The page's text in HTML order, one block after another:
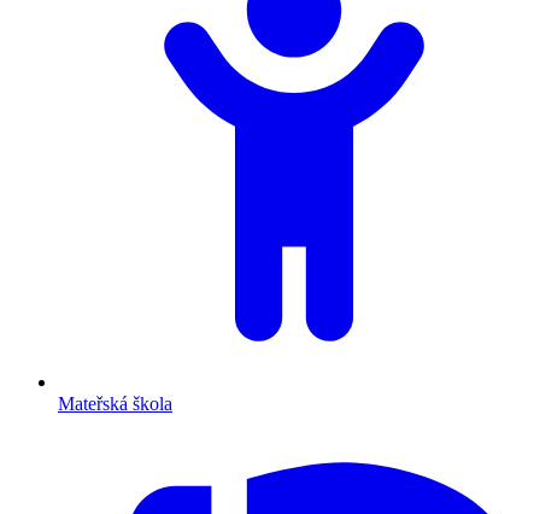
Mateřská škola